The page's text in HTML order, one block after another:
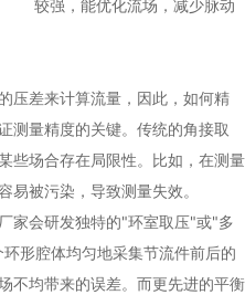
较强，能优化流场，减少脉动
压差来计算流量，因此，如何精
测量精度的关键。传统的角接取
些场合存在局限性。比如，在测量
易被污染，导致测量失效。
家会研发独特的"环室取压"或"多
形腔体均匀地采集节流件前后的
不均带来的误差。而更先进的平衡